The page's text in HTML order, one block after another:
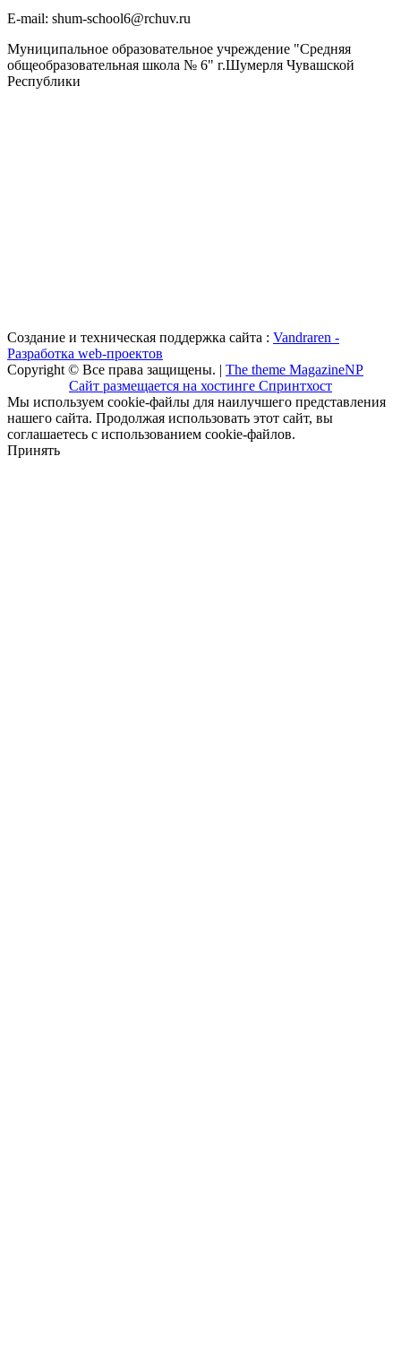
Е-mail: shum-school6@rchuv.ru
Муниципальное образовательное учреждение "Средняя
общеобразовательная школа № 6" г.Шумерля Чувашской
Республики
Создание и техническая поддержка сайта : Vandraren -
Разработка web-проектов
Copyright © Все права защищены. | The theme MagazineNP
Сайт размещается на хостинге Спринтхост
Мы используем cookie-файлы для наилучшего представления
нашего сайта. Продолжая использовать этот сайт, вы
соглашаетесь с использованием cookie-файлов.
Принять